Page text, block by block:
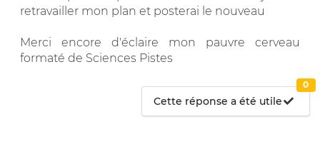
retravailler mon plan et posterai le nouveau
Merci encore d'éclaire mon pauvre cerveau
formaté de Sciences Pistes
Cette réponse a été utile
0